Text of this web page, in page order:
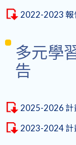
2022-2023 報
多元學
告
2025-2026 計
2023-2024 計